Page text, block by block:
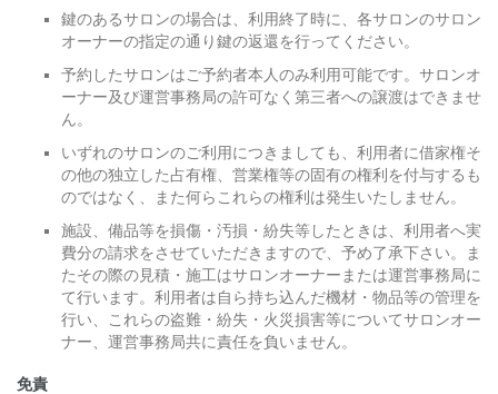
鍵のあるサロンの場合は、利用終了時に、各サロンのサロン
オーナーの指定の通り鍵の返還を行ってください。
予約したサロンはご予約者本人のみ利用可能です。サロンオ
ーナー及び運営事務局の許可なく第三者への譲渡はできませ
ん。
いずれのサロンのご利用につきましても、利用者に借家権そ
の他の独立した占有権、営業権等の固有の権利を付与するも
のではなく、また何らこれらの権利は発生いたしません。
施設、備品等を損傷・汚損・紛失等したときは、利用者へ実
費分の請求をさせていただきますので、予め了承下さい。ま
たその際の見積・施工はサロンオーナーまたは運営事務局に
て行います。利用者は自ら持ち込んだ機材・物品等の管理を
行い、これらの盗難・紛失・火災損害等についてサロンオー
ナー、運営事務局共に責任を負いません。
免責